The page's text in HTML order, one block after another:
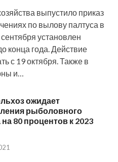
выпустило приказ
по вылову палтуса в
установлен
конца года. Действие
с 19 октября. Также в
и…
ожидает
рыболовного
80 процентов к 2023